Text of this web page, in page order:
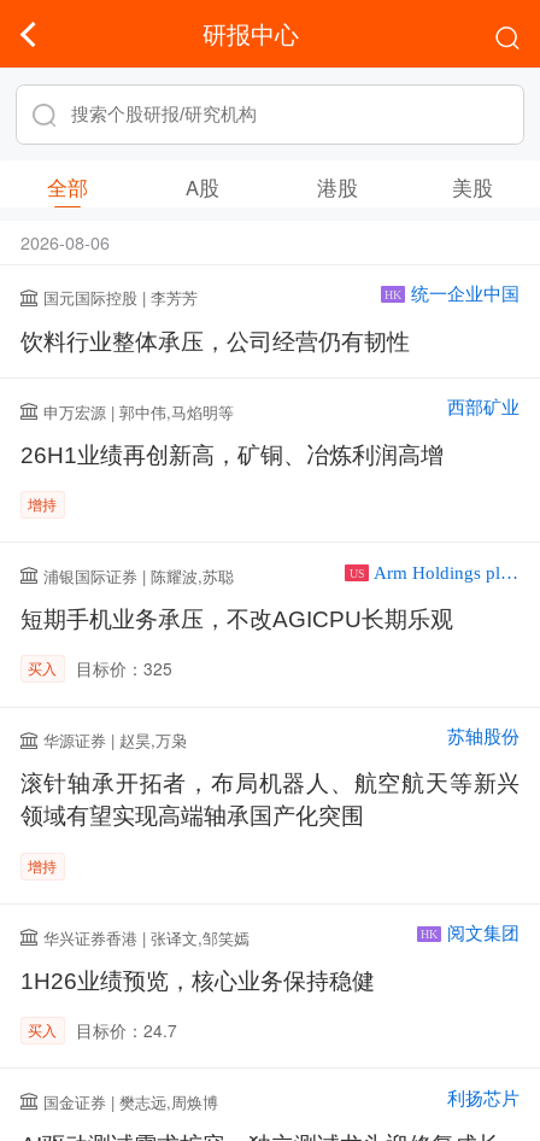
研报中心
全部 A股 港股 美股
2026-08-06
国元国际控股 | 李芳芳 HK 统一企业中国
饮料行业整体承压，公司经营仍有韧性
申万宏源 | 郭中伟,马焰明等 西部矿业
26H1业绩再创新高，矿铜、冶炼利润高增
增持
浦银国际证券 | 陈耀波,苏聪 US Arm Holdings plc ADR
短期手机业务承压，不改AGICPU长期乐观
买入 目标价：325
华源证券 | 赵昊,万枭 苏轴股份
滚针轴承开拓者，布局机器人、航空航天等新兴
领域有望实现高端轴承国产化突围
增持
华兴证券香港 | 张译文,邹笑嫣 HK 阅文集团
1H26业绩预览，核心业务保持稳健
买入 目标价：24.7
国金证券 | 樊志远,周焕博 利扬芯片